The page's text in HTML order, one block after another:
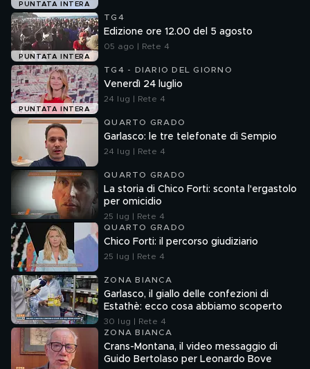
PUNTATA INTERA
PUNTATA INTERA
TG4
Edizione ore 12.00 del 5 agosto
05 ago | Rete 4
PUNTATA INTERA
TG4 - DIARIO DEL GIORNO
Venerdì 24 luglio
24 lug | Rete 4
QUARTO GRADO
Garlasco: le tre telefonate di Sempio
24 lug | Rete 4
QUARTO GRADO
La storia di Chico Forti: sconta l'ergastolo
per omicidio
25 lug | Rete 4
QUARTO GRADO
Chico Forti: il percorso giudiziario
25 lug | Rete 4
ZONA BIANCA
Garlasco, il giallo delle confezioni di
Estathè: ecco cosa abbiamo scoperto
30 lug | Rete 4
ZONA BIANCA
Crans-Montana, il video messaggio di
Guido Bertolaso per Leonardo Bove